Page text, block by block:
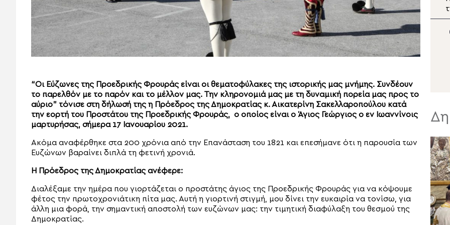
“Οι Eύζωνες της Προεδρικής Φρουράς είναι οι θεματοφύλακες της ιστορικής μας μνήμης. Συνδέουν
το παρελθόν με το παρόν και το μέλλον μας. Την κληρονομιά μας με τη δυναμική πορεία μας προς το
αύριο” τόνισε στη δήλωσή της η Πρόεδρος της Δημοκρατίας κ. Αικατερίνη Σακελλαροπούλου κατά
την εορτή του Προστάτου της Προεδρικής Φρουράς, ο οποίος είναι ο Άγιος Γεώργιος ο εν Ιωαννίνοις
μαρτυρήσας, σήμερα 17 Ιανουαρίου 2021.
Ακόμα αναφέρθηκε στα 200 χρόνια από την Επανάσταση του 1821 και επεσήμανε ότι η παρουσία των
Ευζώνων βαραίνει διπλά τη φετινή χρονιά.
Η Πρόεδρος της Δημοκρατίας ανέφερε:
Διαλέξαμε την ημέρα που γιορτάζεται ο προστάτης άγιος της Προεδρικής Φρουράς για να κόψουμε
φέτος την πρωτοχρονιάτικη πίτα μας. Αυτή η γιορτινή στιγμή, μου δίνει την ευκαιρία να τονίσω, για
άλλη μια φορά, την σημαντική αποστολή των ευζώνων μας: την τιμητική διαφύλαξη του θεσμού της
Δημοκρατίας.
Καλλίνικος κάλυψε τις
αυξημένες λειτουργικές
ανάγκες ανήμερα της
Μεταμορφώσεως του
Σωτήρος